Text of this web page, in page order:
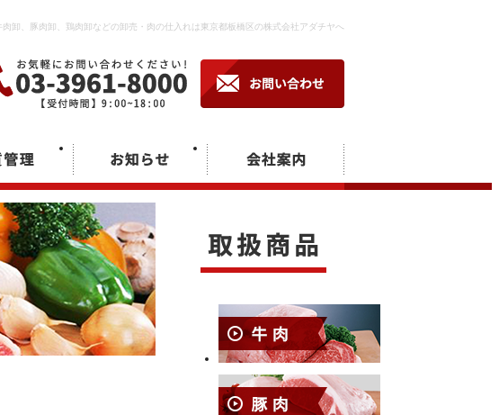
、豚肉卸、鶏肉卸などの卸売・肉の仕入れは東京都板橋区の株式会社アダチヤへ